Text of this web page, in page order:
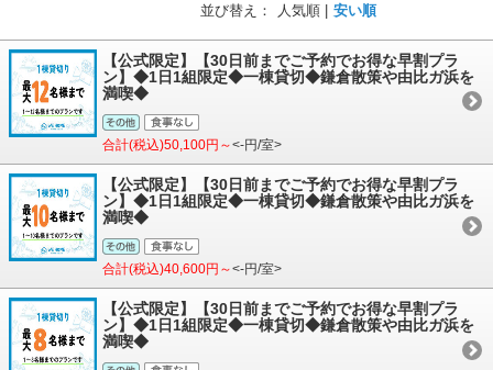
並び替え： 人気順 | 安い順
【公式限定】【30日前までご予約でお得な早割プラ
ン】◆1日1組限定◆一棟貸切◆鎌倉散策や由比ガ浜を
満喫◆
合計(税込)50,100円～<-円/室>
【公式限定】【30日前までご予約でお得な早割プラ
ン】◆1日1組限定◆一棟貸切◆鎌倉散策や由比ガ浜を
満喫◆
合計(税込)40,600円～<-円/室>
【公式限定】【30日前までご予約でお得な早割プラ
ン】◆1日1組限定◆一棟貸切◆鎌倉散策や由比ガ浜を
満喫◆